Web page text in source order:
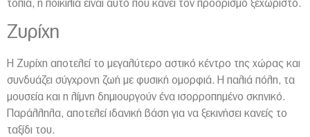
τοπία, η ποικιλία είναι αυτό που κάνει τον προορισμό ξεχωριστό.
Ζυρίχη
Η Ζυρίχη αποτελεί το μεγαλύτερο αστικό κέντρο της χώρας και
συνδυάζει σύγχρονη ζωή με φυσική ομορφιά. Η παλιά πόλη, τα
μουσεία και η λίμνη δημιουργούν ένα ισορροπημένο σκηνικό.
Παράλληλα, αποτελεί ιδανική βάση για να ξεκινήσει κανείς το
ταξίδι του.